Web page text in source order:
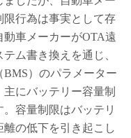
限行為は事実として存
車メーカーがOTA遠
ム書き換えを通じ、
）のパラメーター
にバッテリー容量制
容量制限はバッテリ
の低下を引き起こし